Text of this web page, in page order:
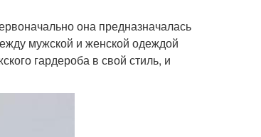
она предназначалась
мужской и женской одеждой
гардероба в свой стиль, и